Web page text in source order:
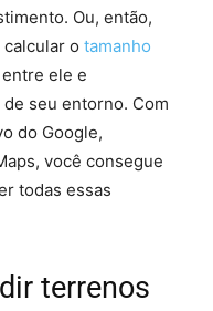
Ou, então,
o tamanho
ele e
seu entorno. Com
do Google,
você consegue
todas essas
terrenos